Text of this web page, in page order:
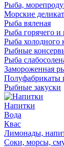
Рыба,
Морские
Рыба вяленая
Рыба горячего и
Рыба холодного
Рыбные
Рыба
Замороженная
Полуфабрикаты
Рыбные закуски
Напитки
Вода
Квас
Лимонады,
Соки, морсы,